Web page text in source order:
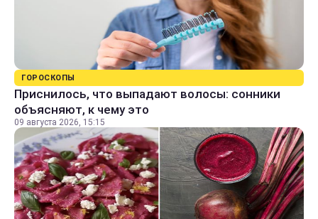
ГОРОСКОПЫ
Приснилось, что выпадают волосы: сонники
объясняют, к чему это
09 августа 2026, 15:15